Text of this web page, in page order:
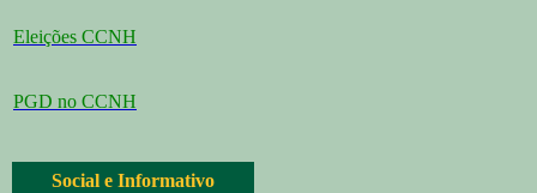
Eleições CCNH
PGD no CCNH
Social e Informativo